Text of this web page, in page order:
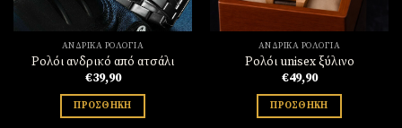
ΑΝΔΡΙΚΆ ΡΟΛΌΓΙΑ
Ρολόι ανδρικό από ατσάλι
€39,90
ΠΡΟΣΘΉΚΗ
ΑΝΔΡΙΚΆ ΡΟΛΌΓΙΑ
Ρολόι unisex ξύλινο
€49,90
ΠΡΟΣΘΉΚΗ